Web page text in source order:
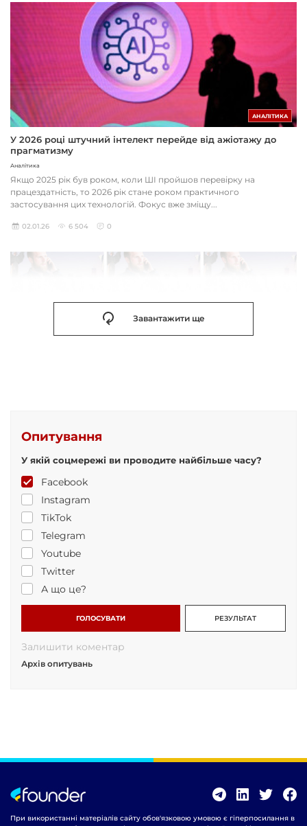
АНАЛІТИКА
У 2026 році штучний інтелект перейде від ажіотажу до
прагматизму
Аналітика
Якщо 2025 рік був роком, коли ШІ пройшов перевірку на
працездатність, то 2026 рік стане роком практичного
застосування цих технологій. Фокус вже зміщу...
02.01.26 6 504 0
Завантажити ще
Опитування
У якій соцмережі ви проводите найбільше часу?
Facebook
Instagram
TikTok
Telegram
Youtube
Twitter
А що це?
ГОЛОСУВАТИ РЕЗУЛЬТАТ
Залишити коментар
Архів опитувань
При використанні матеріалів сайту обов'язковою умовою є гіперпосилання в